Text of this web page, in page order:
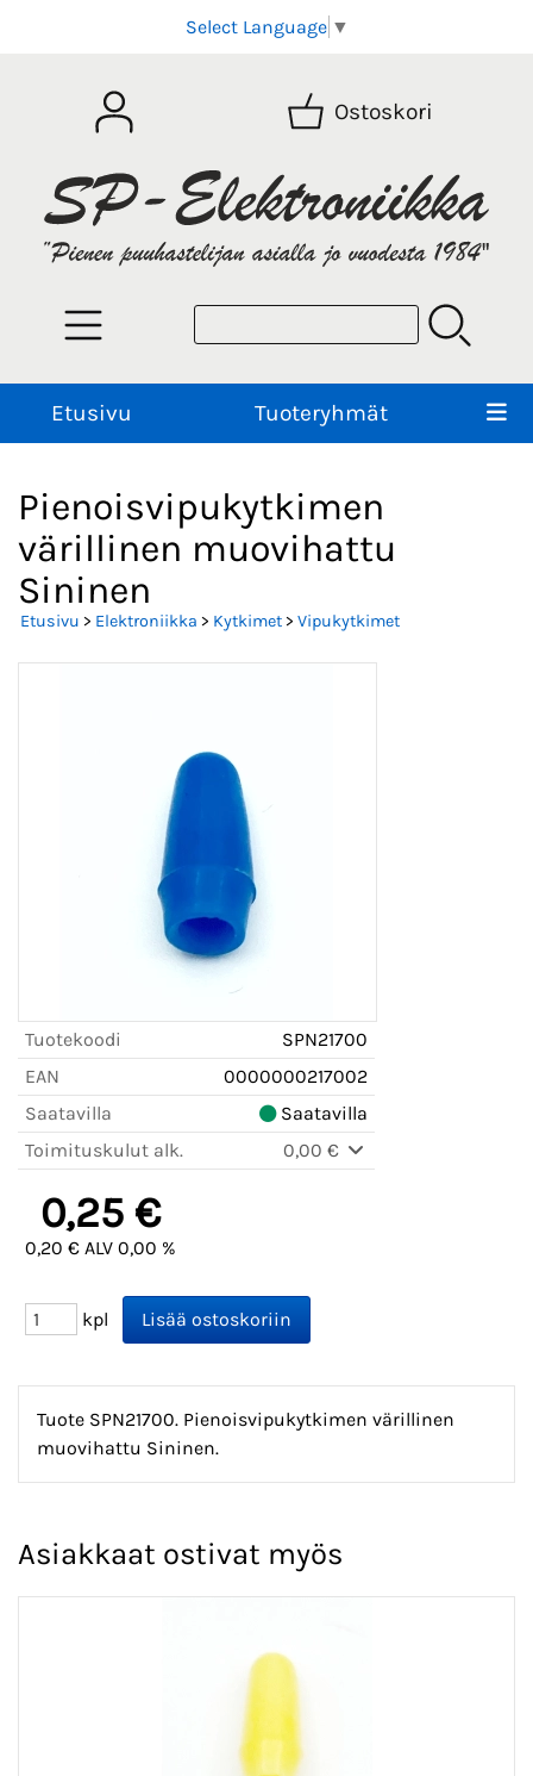
Select Language ▼
Ostoskori
Etusivu Tuoteryhmät
Pienoisvipukytkimen
värillinen muovihattu
Sininen
Etusivu > Elektroniikka > Kytkimet> Vipukytkimet
Tuotekoodi
SPN21700
EAN
0000000217002
Saatavilla
Saatavilla
Toimituskulut alk.
0,00 €
0,25 €
0,20 € ALV 0,00 %
kpl
Tuote SPN21700. Pienoisvipukytkimen värillinen
muovihattu Sininen.
Asiakkaat ostivat myös